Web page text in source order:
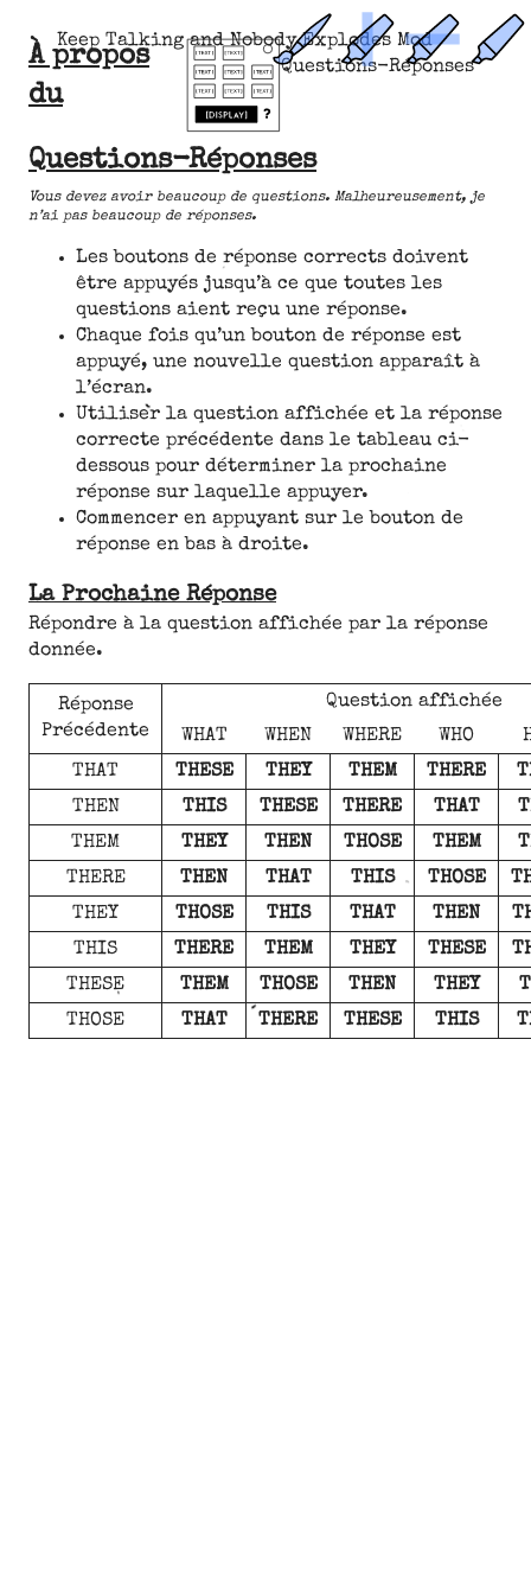
Keep Talking and Nobody Explodes Mod
Questions-Réponses
À propos
du
Questions-Réponses
Vous devez avoir beaucoup de questions. Malheureusement, je
n’ai pas beaucoup de réponses.
Les boutons de réponse corrects doivent
être appuyés jusqu’à ce que toutes les
questions aient reçu une réponse.
Chaque fois qu’un bouton de réponse est
appuyé, une nouvelle question apparaît à
l’écran.
Utiliser la question affichée et la réponse
correcte précédente dans le tableau ci-
dessous pour déterminer la prochaine
réponse sur laquelle appuyer.
Commencer en appuyant sur le bouton de
réponse en bas à droite.
La Prochaine Réponse
Répondre à la question affichée par la réponse
donnée.
Réponse
Précédente
Question affichée
WHAT
WHEN WHERE WHO
THAT
THESE THEY THEM THERE
THEN
THIS THESE THERE THAT
THEM
THEY THEN THOSE THEM
THERE
THEN THAT THIS THOSE
THEY
THOSE THIS THAT THEN
THIS
THERE THEM THEY THESE
THESE
THEM THOSE THEN THEY
THOSE
THAT THERE THESE THIS